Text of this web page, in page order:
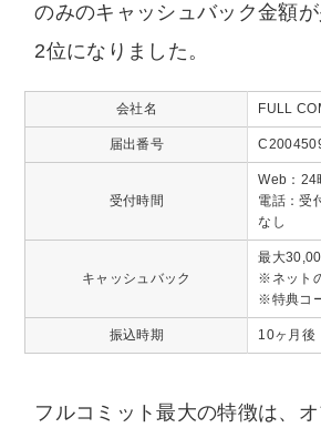
のみのキャッシュバック金額
2位になりました。
会社名 FULL
届出番号
受付時間
Web：24
電話：受
なし
キャッシュバック
最大
※ネット
※特典コ
振込時期 10ヶ月後
フルコミット最大の特徴は、